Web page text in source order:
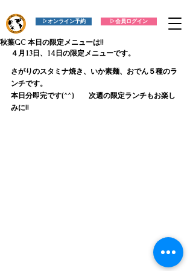
▷会員ログイン
▷オンライン予約
秋葉GC 本日の限定メニューは!!
４月13日、14日の限定メニューです。
さがりのスタミナ焼き、いか素麺、おでん５種のラ
ンチです。
本日分即完です(^^)　　次週の限定ランチもお楽し
みに!!